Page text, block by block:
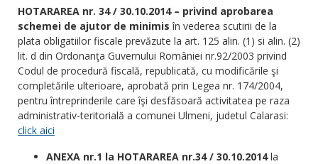
HOTARAREA nr. 34 / 30.10.2014 – privind aprobarea
schemei de ajutor de minimis în vederea scutirii de la
plata obligatiilor fiscale prevăzute la art. 125 alin. (1) si alin. (2)
lit. d din Ordonanţa Guvernului României nr.92/2003 privind
Codul de procedură fiscală, republicată, cu modificările şi
completările ulterioare, aprobată prin Legea nr. 174/2004,
pentru întreprinderile care îşi desfăsoară activitatea pe raza
administrativ-teritorială a comunei Ulmeni, judetul Calarasi:
click aici
ANEXA nr.1 la HOTARAREA nr.34 / 30.10.2014la